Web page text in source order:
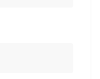
BẢN Ở LIỀN